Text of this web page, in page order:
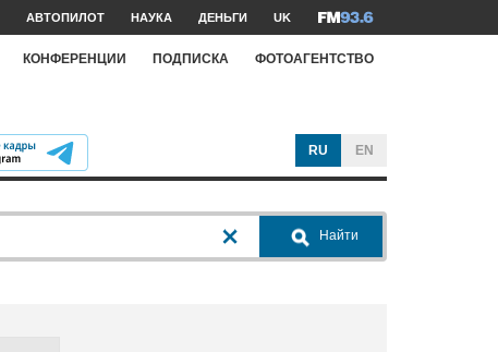
АВТОПИЛОТ НАУКА ДЕНЬГИ UK
КОНФЕРЕНЦИИ ПОДПИСКА ФОТОАГЕНТСТВО
RU EN
Найти